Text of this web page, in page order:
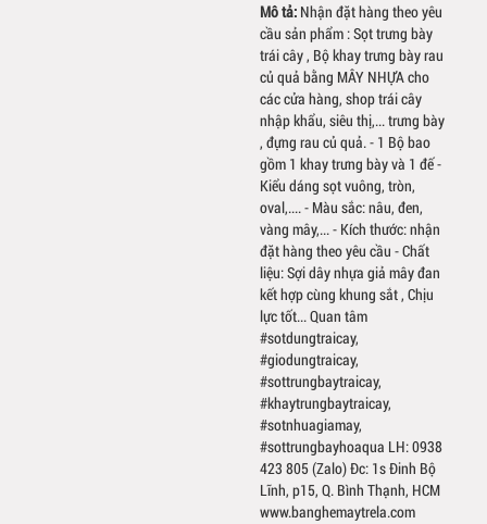
Mô tả: Nhận đặt hàng theo yêu
cầu sản phẩm : Sọt trưng bày
trái cây , Bộ khay trưng bày rau
củ quả bằng MÂY NHỰA cho
các cửa hàng, shop trái cây
nhập khẩu, siêu thị,... trưng bày
, đựng rau củ quả. - 1 Bộ bao
gồm 1 khay trưng bày và 1 đế -
Kiểu dáng sọt vuông, tròn,
oval,.... - Màu sắc: nâu, đen,
vàng mây,... - Kích thước: nhận
đặt hàng theo yêu cầu - Chất
liệu: Sợi dây nhựa giả mây đan
kết hợp cùng khung sắt , Chịu
lực tốt... Quan tâm
#sotdungtraicay,
#giodungtraicay,
#sottrungbaytraicay,
#khaytrungbaytraicay,
#sotnhuagiamay,
#sottrungbayhoaqua LH: 0938
423 805 (Zalo) Đc: 1s Đinh Bộ
Lĩnh, p15, Q. Bình Thạnh, HCM
www.banghemaytrela.com